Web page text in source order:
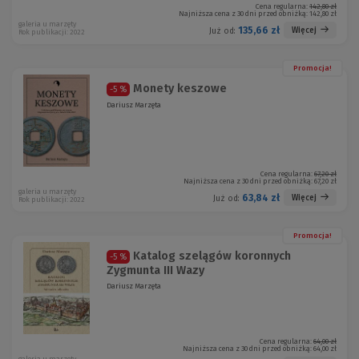
Cena regularna: 142,80 zł
Najniższa cena z 30 dni przed obniżką: 142,80 zł
Już od: 135,66 zł Więcej
galeria u marzęty
Rok publikacji: 2022
Promocja!
-5 % Monety keszowe
Dariusz Marzęta
Cena regularna: 67,20 zł
Najniższa cena z 30 dni przed obniżką: 67,20 zł
Już od: 63,84 zł Więcej
galeria u marzęty
Rok publikacji: 2022
Promocja!
-5 %
Katalog szelągów koronnych
Zygmunta III Wazy
Dariusz Marzęta
Cena regularna: 64,00 zł
Najniższa cena z 30 dni przed obniżką: 64,00 zł